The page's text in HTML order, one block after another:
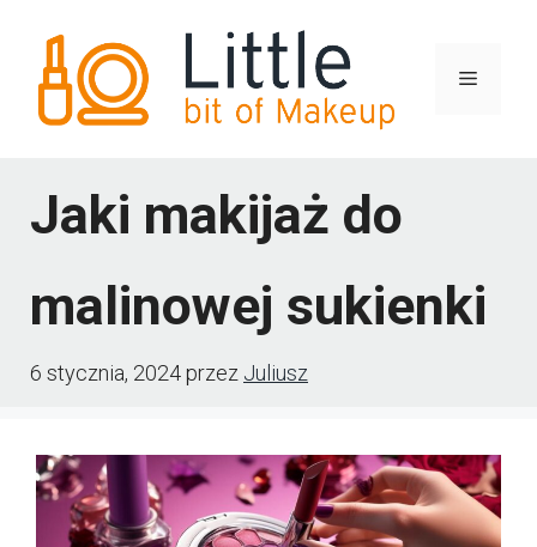
Menu
Jaki makijaż do
malinowej sukienki
6 stycznia, 2024przez Juliusz